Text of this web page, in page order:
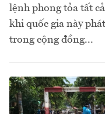
lệnh phong tỏa tất
khi quốc gia này
trong cộng đồng...